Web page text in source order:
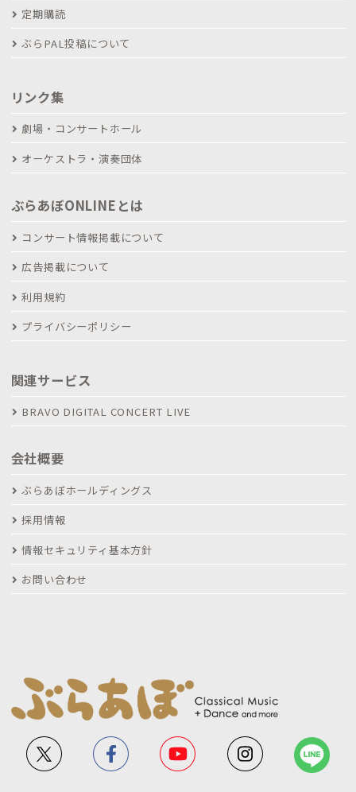
定期購読
ぶらPAL投稿について
リンク集
劇場・コンサートホール
オーケストラ・演奏団体
ぶらあぼONLINEとは
コンサート情報掲載について
広告掲載について
利用規約
プライバシーポリシー
関連サービス
BRAVO DIGITAL CONCERT LIVE
会社概要
ぶらあぼホールディングス
採用情報
情報セキュリティ基本方針
お問い合わせ